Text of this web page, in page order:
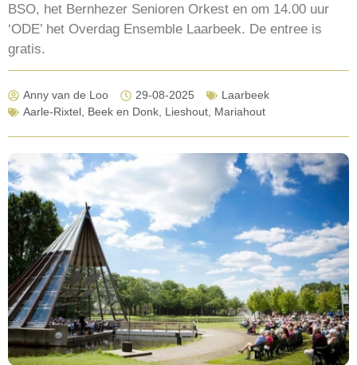
BSO, het Bernhezer Senioren Orkest en om 14.00 uur
‘ODE’ het Overdag Ensemble Laarbeek. De entree is
gratis.
Anny van de Loo 29-08-2025
Laarbeek
Aarle-Rixtel, Beek en Donk, Lieshout, Mariahout